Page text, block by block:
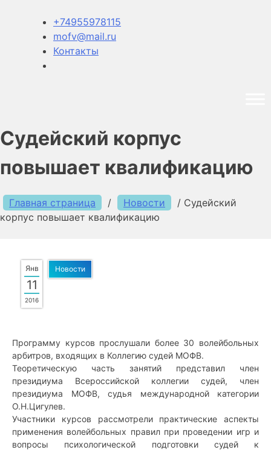
+74955978115
mofv@mail.ru
Контакты
Судейский корпус
повышает квалификацию
Главная страница / Новости / Судейский
корпус повышает квалификацию
Янв
11
2016
Новости
Программу курсов прослушали более 30 волейбольных
арбитров, входящих в Коллегию судей МОФВ.
Теоретическую часть занятий представил член
президиума Всероссийской коллегии судей, член
президиума МОФВ, судья международной категории
О.Н.Цигулев.
Участники курсов рассмотрели практические аспекты
применения волейбольных правил при проведении игр и
вопросы психологической подготовки судей к